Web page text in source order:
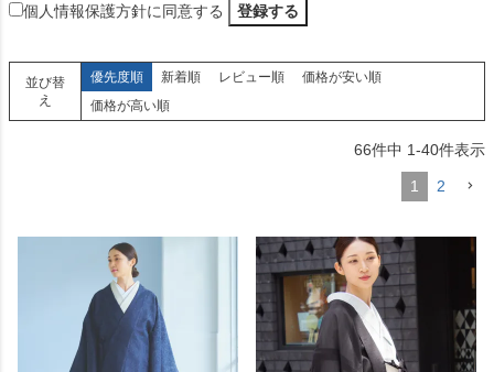
個人情報保護方針に同意する
並び替
え
優先度順 新着順 レビュー順
価格が安い順
価格が高い順
66件中 1-40件表示
1 2